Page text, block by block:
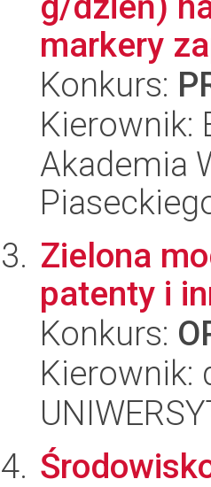
markery
Konkurs:
Kierownik:
Akademia
Zielona
patenty i
Konkurs:
Kierownik: